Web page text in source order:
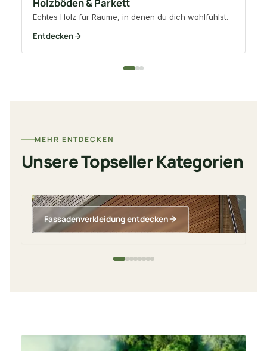
Echtes Holz für Räume, in denen du dich wohlfühlst.
Entdecken
MEHR ENTDECKEN
Unsere Topseller Kategorien
Fassadenverkleidung entdecken